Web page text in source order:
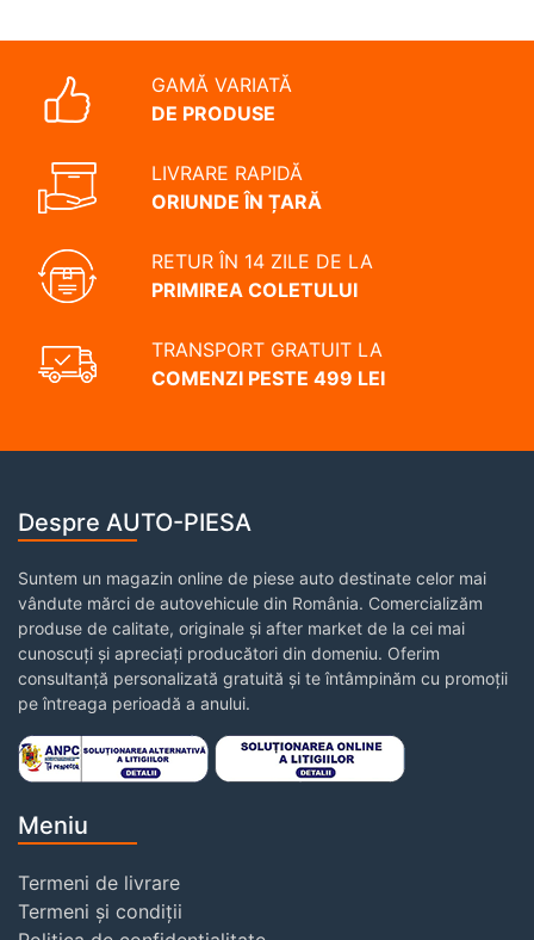
GAMĂ VARIATĂ
DE PRODUSE
LIVRARE RAPIDĂ
ORIUNDE ÎN ȚARĂ
RETUR ÎN 14 ZILE DE LA
PRIMIREA COLETULUI
TRANSPORT GRATUIT LA
COMENZI PESTE 499 LEI
Despre AUTO-PIESA
Suntem un magazin online de piese auto destinate celor mai
vândute mărci de autovehicule din România. Comercializăm
produse de calitate, originale și after market de la cei mai
cunoscuți și apreciați producători din domeniu. Oferim
consultanță personalizată gratuită și te întâmpinăm cu promoții
pe întreaga perioadă a anului.
Meniu
Termeni de livrare
Termeni și condiții